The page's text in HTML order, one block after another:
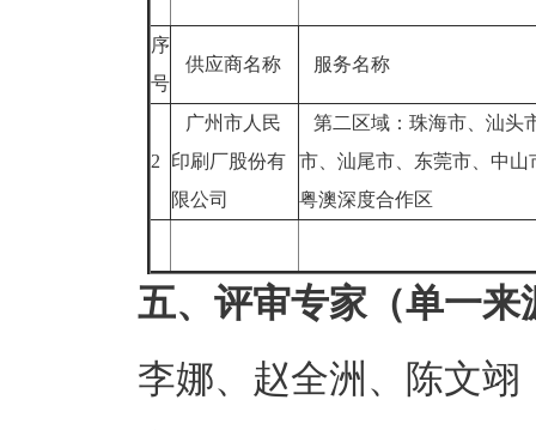
序
号
供应商名称 服务名称
2
广州市人民
印刷厂股份有
限公司
第二区域：珠海市、汕头
市、汕尾市、东莞市、中
粤澳深度合作区
五、评审专家（单一
李娜、赵全洲、陈文